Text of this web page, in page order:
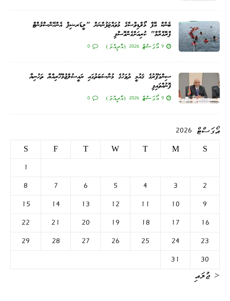
ބެންކް އޮފް މޯލްޑިވްސްގެ މުވައްޒަފުންނަށް "ލީޑަރޝިޕް އެންހޭންސްމެންޓް
ޕްރޮގްރާމް" ކުރިއަށްގެންގޮސްފި
9 އޯގަސްޓް 2026 (އާދީއްތަ) 0
ސިންގަޕޫރުގެ ޤައުމީ ދުވަހުގެ މުނާސަބަތުގައި ރައީސުލްޖުމްހޫރިއްޔާ ތަހުނިޔާ
ފޮނުއްވައިފި
9 އޯގަސްޓް 2026 (އާދީއްތަ) 0
އޯގަސްޓް 2026
S
M
T
W
T
F
S
1
2
3
4
5
6
7
8
9
10
11
12
13
14
15
16
17
18
19
20
21
22
23
24
25
26
27
28
29
30
31
« ޖުލައި